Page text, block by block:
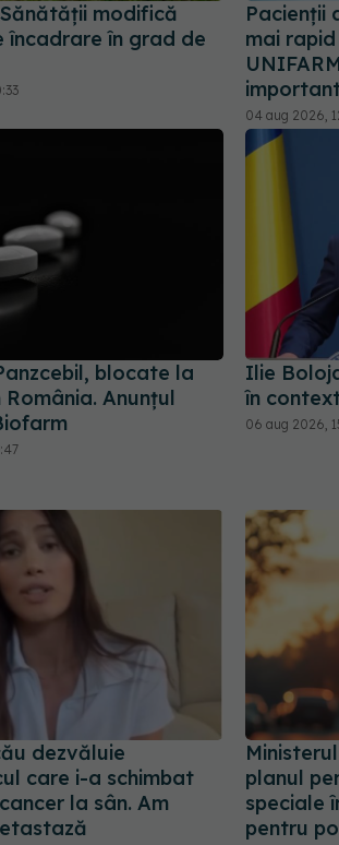
modifică
încadrare în grad de
Pacienții
mai
04 aug 2026,
blocate la
Anunțul
Ilie
în
06 aug 2026,
dezvăluie
care i-a schimbat
la sân. Am
planul
speciale
pentru